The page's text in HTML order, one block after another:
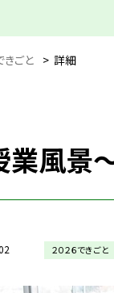
きごと > 詳細
業風
２０２６できごと